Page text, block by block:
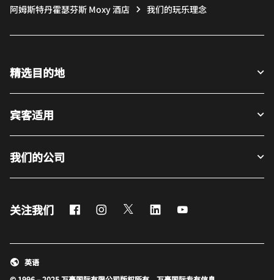
阿姆斯特丹霍瑟芬斯 Moxy 酒店 我们的玩乐理念
精选目的地
宾客适用
我们的公司
关注我们 FacebookInstagram
Twitter LinkedIn
英语